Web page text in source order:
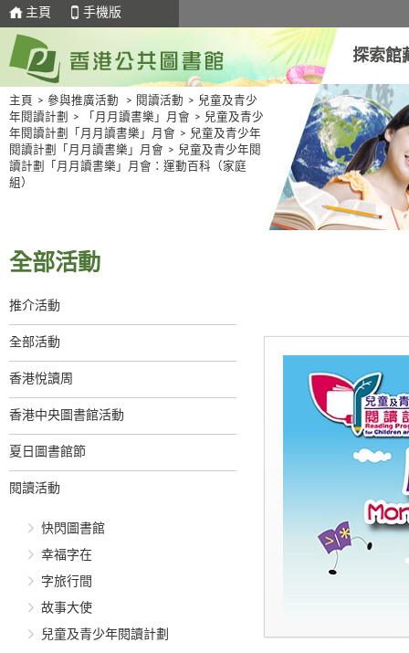
主頁 手機版
探索館
主頁 > 參與推廣活動 > 閱讀活動 > 兒童及青少
年閱讀計劃
> 「月月讀書樂」月會 > 兒童及青少
年閱讀計劃「月月讀書樂」月會 > 兒童及青少年
閱讀計劃「月月讀書樂」月會 > 兒童及青少年閱
讀計劃「月月讀書樂」月會：運動百科（家庭
組）
全部活動
推介活動
全部活動
香港悅讀周
香港中央圖書館活動
夏日圖書館節
閱讀活動
快閃圖書館
幸福字在
字旅行間
故事大使
兒童及青少年閱讀計劃